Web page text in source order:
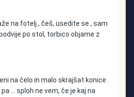
na fotelj , češ, usedite se , sam
po stol, torbico objame z
na čelo in malo skrajšat konice .
… sploh ne vem, če je kaj na